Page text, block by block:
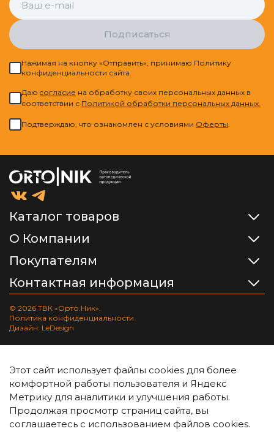
Подписаться
Нажимая на кнопку «Отправить», принимаю Политику
конфиденциальности сайта.
Даю cогласие на обработку своих персональных данных в
соответствии с Политикой обработки персональных данных.
Подтверждаю, что ознакомлен с условиями Оферты.
Каталог товаров
О Компании
Покупателям
Контактная информация
© 2026 ТВК «Орто.Ник».
Политика конфиденциальности
Дизайн: LeDesign
Этот сайт использует файлы cookies для более
комфортной работы пользователя и Яндекс
Метрику для аналитики и улучшения работы.
Продолжая просмотр страниц сайта, вы
соглашаетесь с использованием файлов cookies.